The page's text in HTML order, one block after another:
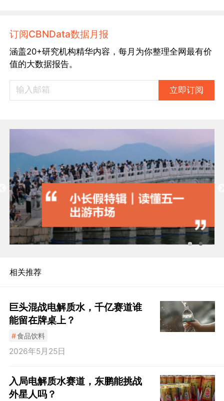
订阅CBNData数据月报
涵盖20+研究机构精华内容，每月为你整理全网最有价
值的大数据报告。
立即订阅
相关推荐
巨头混战电解质水，千亿赛道谁
能留在牌桌上？
#食品饮料
2026年5月25日
入局电解质水赛道，东鹏能挑战
外星人吗？